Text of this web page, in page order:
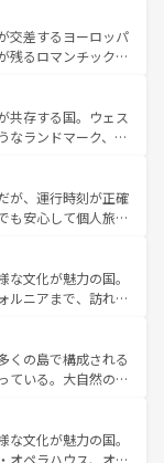
スペインはその個
する。 なお、新着のスペイン情報は コ
宮殿、歴史的な大
然が、訪れる者を心
の国としても知ら
、プロヴァンスの
しみ方が可能だ。さ
ており、どの街角に
なる文化を体験で
情報はコンテンツ一覧
交差するヨーロッパ
残るロマンチック街
ることがない。ベ
アルプスの絶景、そ
風景は必見。ビール
、新着の
てほしい。
共存する国。ウェス
なランドマーク、歴
雅なアフタヌーン
国パブ、サッカー観
豊富。イギリスを旅
が、運行時刻が正確
も安心して個人旅行
ではのユニークな
町歩きも満喫する
物価も高いが、旅行
。 なお、新
参照してほしい。
文化が魅力の国。
ルニアまで、訪れる
グ、エンターテイ
だ。一方、アメリカ
ャニオンやイエロー
が融合した独特の
で異なる魅力を楽
を感じることができ
くの島で構成される
ている。大自然の神
地といえばオアフ
島やカウアイ島が
海をはじめ、豊かな
文化が魅力の国。
オペラハウス、オー